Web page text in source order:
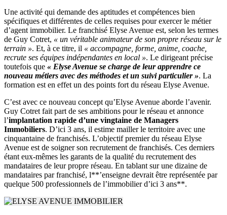
Une activité qui demande des aptitudes et compétences bien
spécifiques et différentes de celles requises pour exercer le métier
d’agent immobilier. Le franchisé Elyse Avenue est, selon les termes
de Guy Cotret, « un véritable animateur de son propre réseau sur le
terrain ». Et, à ce titre, il « accompagne, forme, anime, coache,
recrute ses équipes indépendantes en local ». Le dirigeant précise
toutefois que « Elyse Avenue se charge de leur apprendre ce
nouveau métiers avec des méthodes et un suivi particulier ». La
formation est en effet un des points fort du réseau Elyse Avenue.
C’est avec ce nouveau concept qu’Elyse Avenue aborde l’avenir.
Guy Cotret fait part de ses ambitions pour le réseau et annonce
l’implantation rapide d’une vingtaine de Managers
Immobiliers. D’ici 3 ans, il estime mailler le territoire avec une
cinquantaine de franchisés. L’objectif premier du réseau Elyse
Avenue est de soigner son recrutement de franchisés. Ces derniers
étant eux-mêmes les garants de la qualité du recrutement des
mandataires de leur propre réseau. En tablant sur une dizaine de
mandataires par franchisé, l**’enseigne devrait être représentée par
quelque 500 professionnels de l’immobilier d’ici 3 ans**.